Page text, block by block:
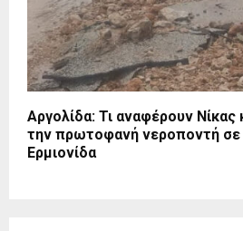
Αργολίδα: Τι αναφέρουν Νίκας
την πρωτοφανή νεροποντή σε
Ερμιονίδα